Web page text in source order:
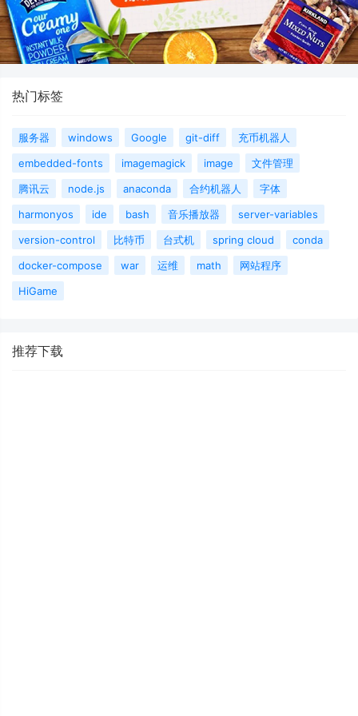
热门标签
服务器 windows Google git-diff
充币机器人
embedded-fonts
imagemagick image
文件管理
腾讯云
node.js anaconda 合约机器人
字体
harmonyos
ide bash 音乐播放器
server-variables
version-control
比特币 台式机 spring cloud
conda
docker-compose
war 运维 math
网站程序
HiGame
推荐下载